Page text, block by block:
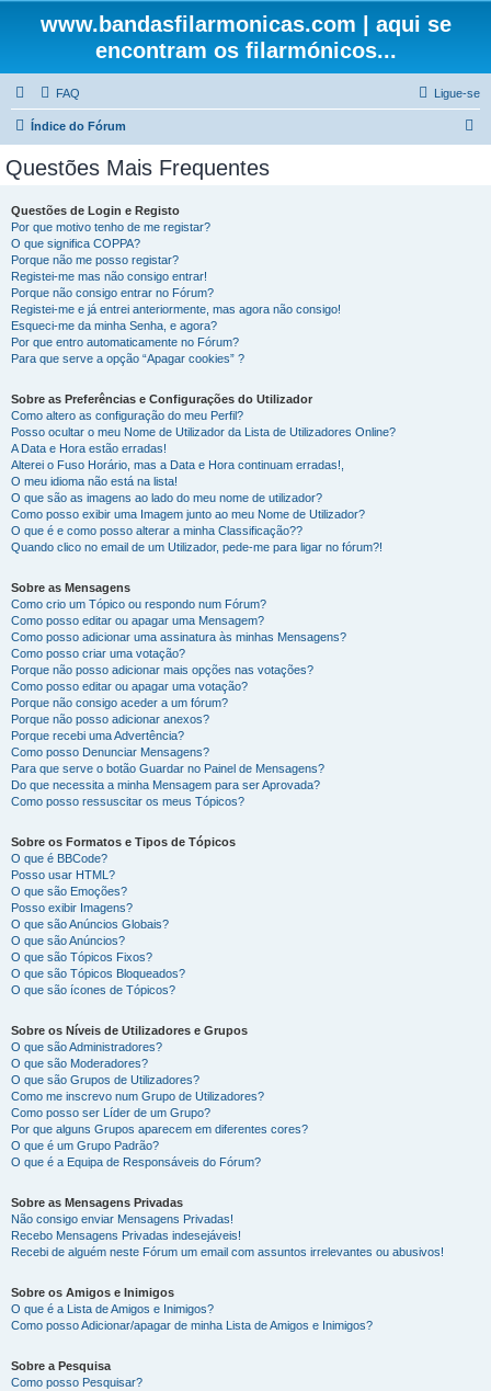
www.bandasfilarmonicas.com | aqui se
encontram os filarmónicos...
FAQ Ligue-se
Índice do Fórum
Questões Mais Frequentes
Questões de Login e Registo
Por que motivo tenho de me registar?
O que significa COPPA?
Porque não me posso registar?
Registei-me mas não consigo entrar!
Porque não consigo entrar no Fórum?
Registei-me e já entrei anteriormente, mas agora não consigo!
Esqueci-me da minha Senha, e agora?
Por que entro automaticamente no Fórum?
Para que serve a opção “Apagar cookies” ?
Sobre as Preferências e Configurações do Utilizador
Como altero as configuração do meu Perfil?
Posso ocultar o meu Nome de Utilizador da Lista de Utilizadores Online?
A Data e Hora estão erradas!
Alterei o Fuso Horário, mas a Data e Hora continuam erradas!,
O meu idioma não está na lista!
O que são as imagens ao lado do meu nome de utilizador?
Como posso exibir uma Imagem junto ao meu Nome de Utilizador?
O que é e como posso alterar a minha Classificação??
Quando clico no email de um Utilizador, pede-me para ligar no fórum?!
Sobre as Mensagens
Como crio um Tópico ou respondo num Fórum?
Como posso editar ou apagar uma Mensagem?
Como posso adicionar uma assinatura às minhas Mensagens?
Como posso criar uma votação?
Porque não posso adicionar mais opções nas votações?
Como posso editar ou apagar uma votação?
Porque não consigo aceder a um fórum?
Porque não posso adicionar anexos?
Porque recebi uma Advertência?
Como posso Denunciar Mensagens?
Para que serve o botão Guardar no Painel de Mensagens?
Do que necessita a minha Mensagem para ser Aprovada?
Como posso ressuscitar os meus Tópicos?
Sobre os Formatos e Tipos de Tópicos
O que é BBCode?
Posso usar HTML?
O que são Emoções?
Posso exibir Imagens?
O que são Anúncios Globais?
O que são Anúncios?
O que são Tópicos Fixos?
O que são Tópicos Bloqueados?
O que são ícones de Tópicos?
Sobre os Níveis de Utilizadores e Grupos
O que são Administradores?
O que são Moderadores?
O que são Grupos de Utilizadores?
Como me inscrevo num Grupo de Utilizadores?
Como posso ser Líder de um Grupo?
Por que alguns Grupos aparecem em diferentes cores?
O que é um Grupo Padrão?
O que é a Equipa de Responsáveis do Fórum?
Sobre as Mensagens Privadas
Não consigo enviar Mensagens Privadas!
Recebo Mensagens Privadas indesejáveis!
Recebi de alguém neste Fórum um email com assuntos irrelevantes ou abusivos!
Sobre os Amigos e Inimigos
O que é a Lista de Amigos e Inimigos?
Como posso Adicionar/apagar de minha Lista de Amigos e Inimigos?
Sobre a Pesquisa
Como posso Pesquisar?